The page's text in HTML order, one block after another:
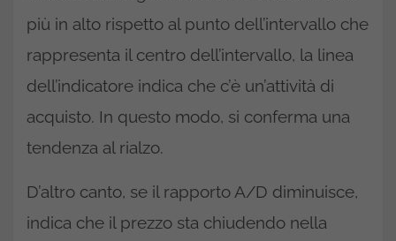
più in alto rispetto al punto dell’intervallo che
rappresenta il centro dell’intervallo, la linea
dell’indicatore indica che c’è un’attività di
acquisto. In questo modo, si conferma una
tendenza al rialzo.
D’altro canto, se il rapporto A/D diminuisce,
indica che il prezzo sta chiudendo nella